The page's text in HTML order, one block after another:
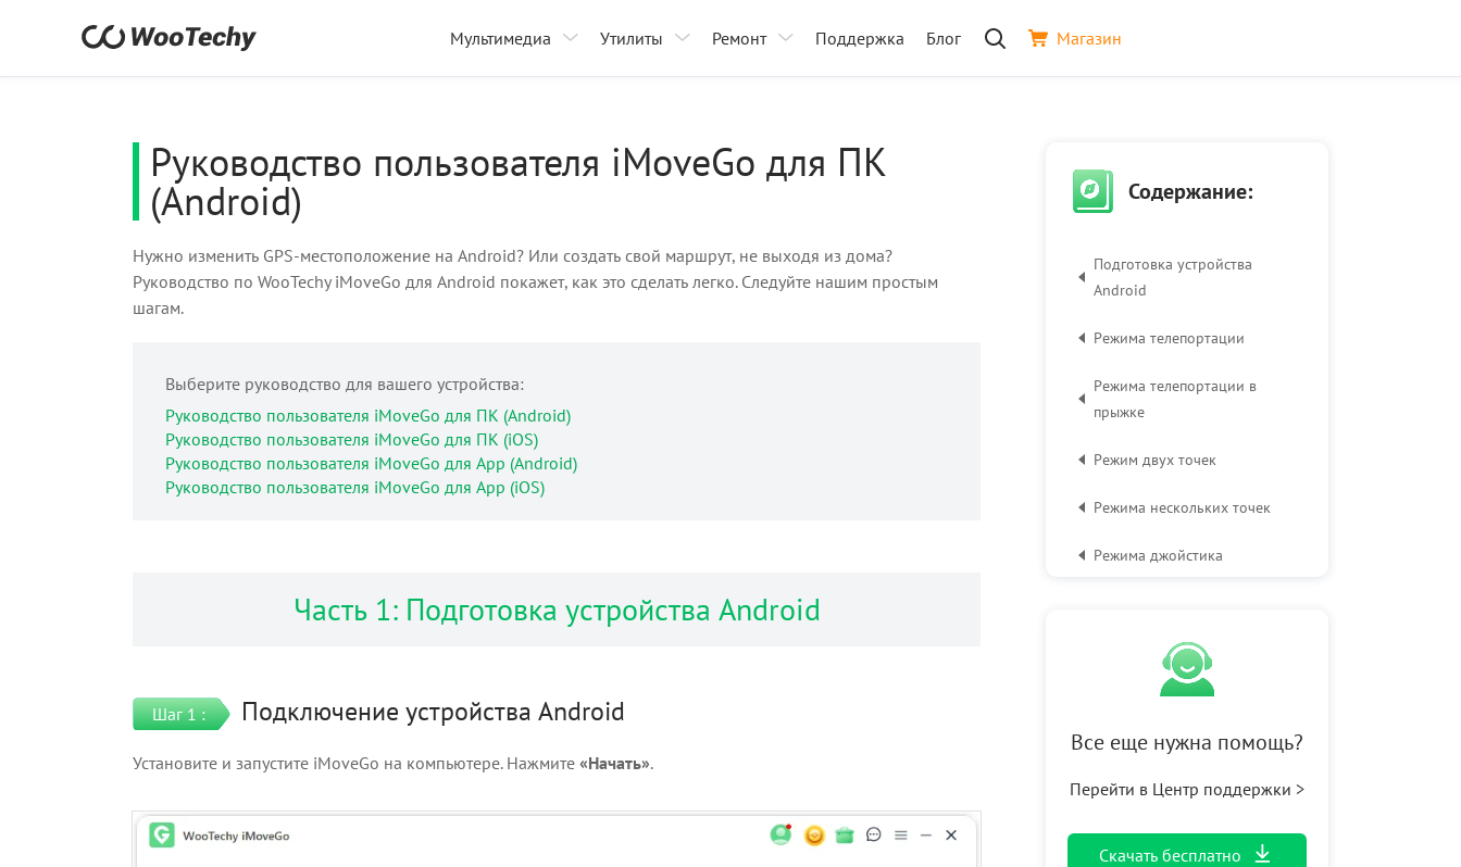
Мультимедиа Утилиты Ремонт Поддержка Блог Магазин
Руководство пользователя iMoveGo для ПК
(Android)
Нужно изменить GPS-местоположение на Android? Или создать свой маршрут, не выходя из дома?
Руководство по WooTechy iMoveGo для Android покажет, как это сделать легко. Следуйте нашим простым
шагам.
Выберите руководство для вашего устройства:
Руководство пользователя iMoveGo для ПК (Android)
Руководство пользователя iMoveGo для ПК (iOS)
Руководство пользователя iMoveGo для App (Android)
Руководство пользователя iMoveGo для App (iOS)
Часть 1: Подготовка устройства Android
Шаг 1 : Подключение устройства Android
Установите и запустите iMoveGo на компьютере. Нажмите «Начать».
Содержание:
Подготовка устройства
Android
Pежима телепортации
Pежима телепортации в
прыжке
Pежим двух точек
Pежима нескольких точек
Pежима джойстика
Все еще нужна помощь?
Перейти в Центр поддержки >
Скачать бесплатно